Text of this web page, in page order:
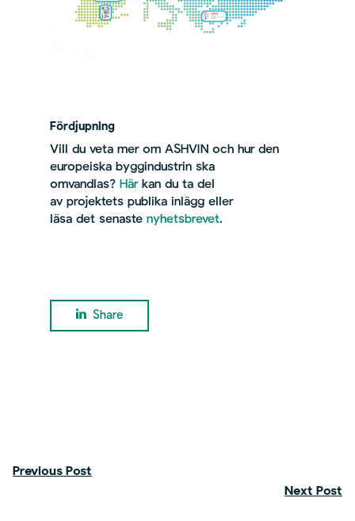
Fördjupning
Vill du veta mer om ASHVIN och hur den
europeiska byggindustrin ska
omvandlas? Härkan du ta del
av projektets publika inlägg eller
läsa det senaste nyhetsbrevet.
Share
Previous Post
Next Post